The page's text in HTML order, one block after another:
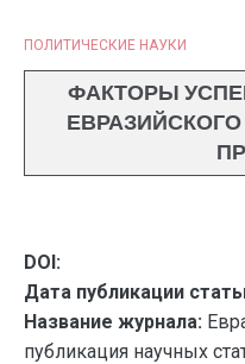
ПОЛИТИЧЕСКИЕ НАУКИ
ФАКТОРЫ
DOI:
Дата публикации
Название журнала:
публикация научных